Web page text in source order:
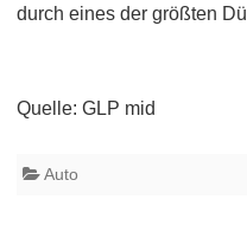
durch eines der größten
Quelle: GLP mid
Auto